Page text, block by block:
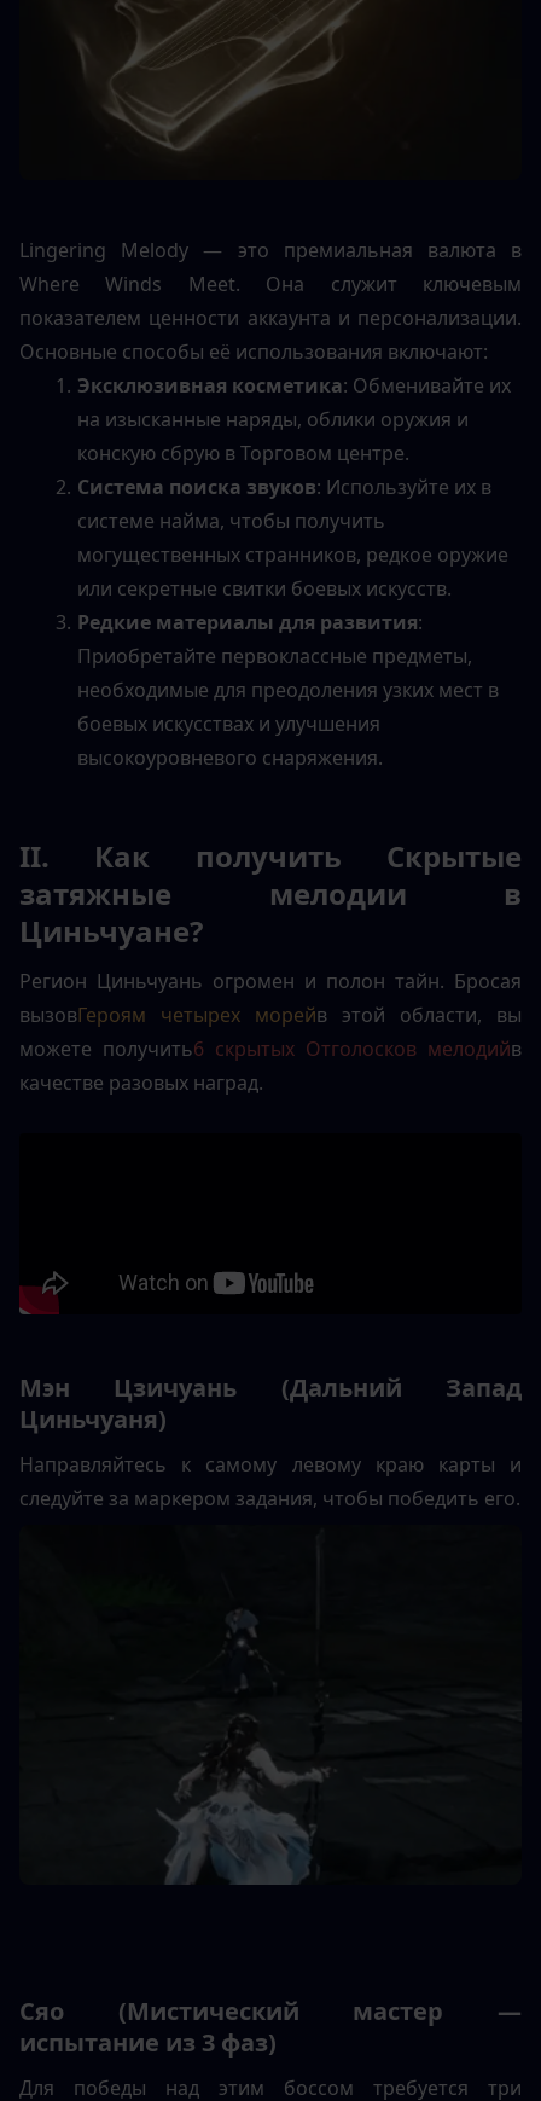
Lingering Melody — это премиальная валюта в
Where Winds Meet. Она служит ключевым
показателем ценности аккаунта и персонализации.
Основные способы её использования включают:
Эксклюзивная косметика: Обменивайте их
на изысканные наряды, облики оружия и
конскую сбрую в Торговом центре.
Система поиска звуков: Используйте их в
системе найма, чтобы получить
могущественных странников, редкое оружие
или секретные свитки боевых искусств.
Редкие материалы для развития:
Приобретайте первоклассные предметы,
необходимые для преодоления узких мест в
боевых искусствах и улучшения
высокоуровневого снаряжения.
II. Как получить Скрытые
затяжные мелодии в
Циньчуане?
Регион Циньчуань огромен и полон тайн. Бросая
вызовГероям четырех морейв этой области, вы
можете получить6 скрытых Отголосков мелодийв
качестве разовых наград.
Мэн Цзичуань (Дальний Запад
Циньчуаня)
Направляйтесь к самому левому краю карты и
следуйте за маркером задания, чтобы победить его.
Сяо (Мистический мастер —
испытание из 3 фаз)
Для победы над этим боссом требуется три